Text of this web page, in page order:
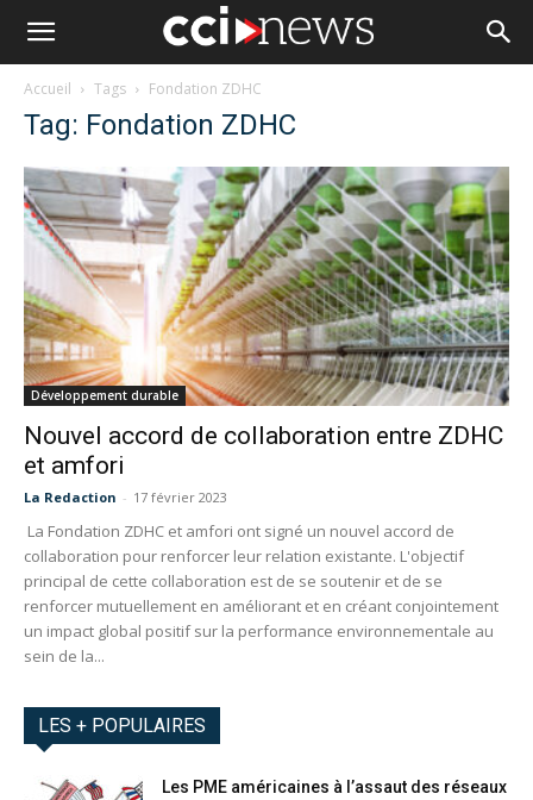
Accueil Tags Fondation ZDHC
Tag: Fondation ZDHC
Développement durable
Nouvel accord de collaboration entre ZDHC
et amfori
La Redaction - 17 février 2023
La Fondation ZDHC et amfori ont signé un nouvel accord de
collaboration pour renforcer leur relation existante. L'objectif
principal de cette collaboration est de se soutenir et de se
renforcer mutuellement en améliorant et en créant conjointement
un impact global positif sur la performance environnementale au
sein de la...
LES + POPULAIRES
Les PME américaines à l’assaut des réseaux